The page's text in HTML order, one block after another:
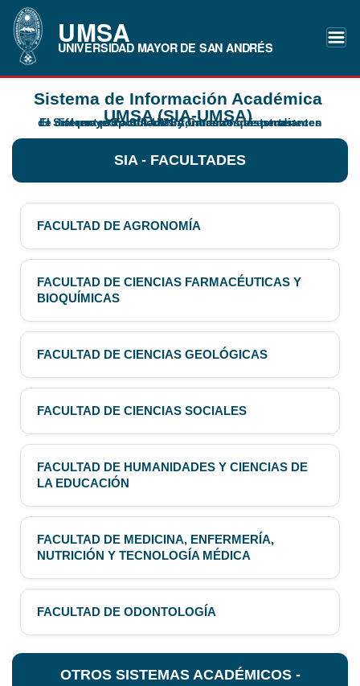
UMSA
UNIVERSIDAD MAYOR DE SAN ANDRÉS
Sistema de Información Académica
UMSA (SIA-UMSA)
El Sistema proporciona información de estudiantes de diferentes Facultades y Carreras que pertenecen al proyecto SIA-UMSA, nuestros sistemas:
SIA - FACULTADES
FACULTAD DE AGRONOMÍA
FACULTAD DE CIENCIAS FARMACÉUTICAS Y
BIOQUÍMICAS
FACULTAD DE CIENCIAS GEOLÓGICAS
FACULTAD DE CIENCIAS SOCIALES
FACULTAD DE HUMANIDADES Y CIENCIAS DE
LA EDUCACIÓN
FACULTAD DE MEDICINA, ENFERMERÍA,
NUTRICIÓN Y TECNOLOGÍA MÉDICA
FACULTAD DE ODONTOLOGÍA
OTROS SISTEMAS ACADÉMICOS -